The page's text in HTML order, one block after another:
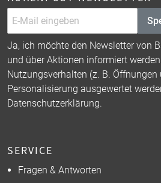
Ja, ich möchte den Newsletter von
und über Aktionen informiert
Nutzungsverhalten (z. B.
Personalisierung ausgewertet
Datenschutzerklärung.
SERVICE
Fragen & Antworten